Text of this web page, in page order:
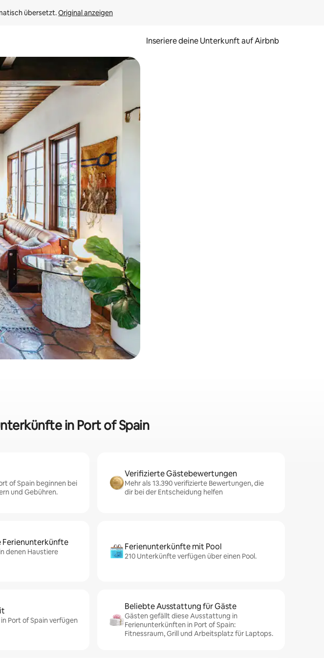
übersetzt. Original anzeigen
Inseriere deine Unterkunft auf Airbnb
erkunde die Ergebnisse durch Berühren oder Wischgesten.
in Port of Spain
of Spain beginnen bei
und Gebühren.
Verifizierte Gästebewertungen
Mehr als 13.390 verifizierte Bewertungen, die
dir bei der Entscheidung helfen
Ferienunterkünfte
denen Haustiere
Ferienunterkünfte mit Pool
210 Unterkünfte verfügen über einen Pool.
Port of Spain verfügen
Beliebte Ausstattung für Gäste
Gästen gefällt diese Ausstattung in
Ferienunterkünften in Port of Spain:
Fitnessraum, Grill und Arbeitsplatz für Laptops.